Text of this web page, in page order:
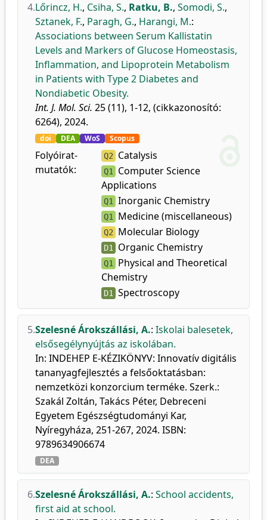
4.Lőrincz, H., Csiha, S., Ratku, B., Somodi, S.,
Sztanek, F., Paragh, G., Harangi, M.:
Associations between Serum Kallistatin
Levels and Markers of Glucose Homeostasis,
Inflammation, and Lipoprotein Metabolism
in Patients with Type 2 Diabetes and
Nondiabetic Obesity.
Int. J. Mol. Sci. 25 (11), 1-12, (cikkazonosító:
6264), 2024.
doi DEA WoS Scopus
Folyóirat-
mutatók:
Q2 Catalysis
Q1
Computer Science
Applications
Q1 Inorganic Chemistry
Q1 Medicine (miscellaneous)
Q2 Molecular Biology
D1 Organic Chemistry
Q1
Physical and Theoretical
Chemistry
D1 Spectroscopy
5.Szelesné Árokszállási, A.: Iskolai balesetek,
elsősegélynyújtás az iskolában.
In: INDEHEP E-KÉZIKÖNYV: Innovatív digitális
tananyagfejlesztés a felsőoktatásban:
nemzetközi konzorcium terméke. Szerk.:
Szakál Zoltán, Takács Péter, Debreceni
Egyetem Egészségtudományi Kar,
Nyíregyháza, 251-267, 2024. ISBN:
9789634906674
DEA
6.Szelesné Árokszállási, A.: School accidents,
first aid at school.